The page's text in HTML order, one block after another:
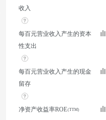
收入
每百元营业收入产生的资本
性支出
每百元营业收入产生的现金
留存
净资产收益率ROE